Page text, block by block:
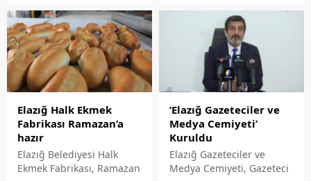
denetimler artırıldı.
kolaylaştıracak bir sistem
ile deprem bölgelerinde
aksayan ve ciddi bir
problem olan
haberleşmenin anında
normale döndürebilecek
iletişim teknolojileri
üzerinde çalışmalarını
yoğunlaştıran Elazığ
merkezli AKIN Teknoloji
firması, bu çalışmalarını
ilimiz merkezinde...
Elazığ Halk Ekmek
Fabrikası Ramazan’a
hazır
Elazığ Belediyesi Halk
Ekmek Fabrikası, Ramazan
‘Elazığ Gazeteciler ve
Medya Cemiyeti’
Kuruldu
Elazığ Gazeteciler ve
Medya Cemiyeti, Gazeteci